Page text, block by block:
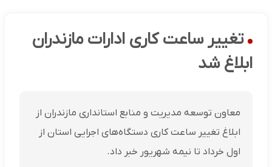
تغییر ساعت کاری ادارات مازندران
ابلاغ شد
معاون توسعه مدیریت و منابع استانداری مازندران از
ابلاغ تغییر ساعت کاری دستگاه‌های اجرایی استان از
اول خرداد تا نیمه شهریور خبر داد.